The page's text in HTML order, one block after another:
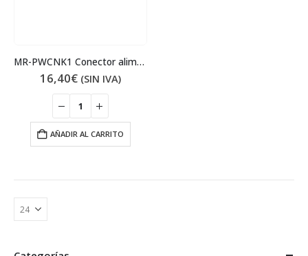
MR-PWCNK1 Conector alimentación macho
16,40€ (SIN IVA)
AÑADIR AL CARRITO